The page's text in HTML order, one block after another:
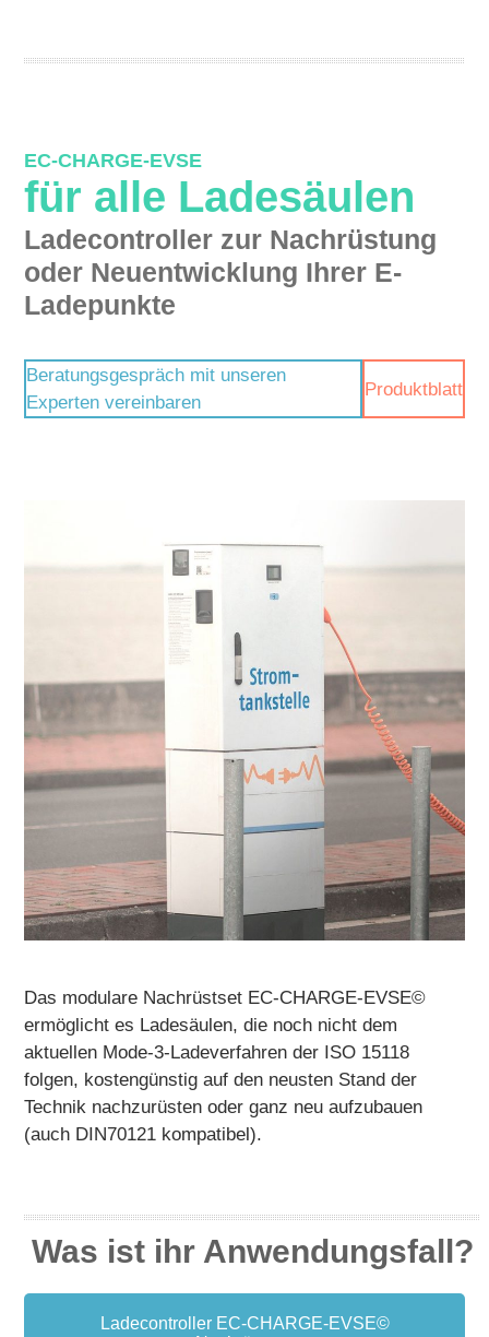
EC-CHARGE-EVSE
für alle Ladesäulen
Ladecontroller zur Nachrüstung
oder Neuentwicklung Ihrer E-
Ladepunkte
Beratungsgespräch mit unseren
Experten vereinbaren
Produktblatt
Das modulare Nachrüstset EC-CHARGE-EVSE©
ermöglicht es Ladesäulen, die noch nicht dem
aktuellen Mode-3-Ladeverfahren der ISO 15118
folgen, kostengünstig auf den neusten Stand der
Technik nachzurüsten oder ganz neu aufzubauen
(auch DIN70121 kompatibel).
Was ist ihr Anwendungsfall?
Ladecontroller EC-CHARGE-EVSE©